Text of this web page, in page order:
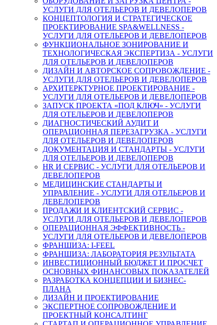
УСЛУГИ ДЛЯ ОТЕЛЬЕРОВ И ДЕВЕЛОПЕРОВ
КОНЦЕПТОЛОГИЯ И СТРАТЕГИЧЕСКОЕ
ПРОЕКТИРОВАНИЕ SPA&WELLNESS -
УСЛУГИ ДЛЯ ОТЕЛЬЕРОВ И ДЕВЕЛОПЕРОВ
ФУНКЦИОНАЛЬНОЕ ЗОНИРОВАНИЕ И
ТЕХНОЛОГИЧЕСКАЯ ЭКСПЕРТИЗА - УСЛУГИ
ДЛЯ ОТЕЛЬЕРОВ И ДЕВЕЛОПЕРОВ
ДИЗАЙН И АВТОРСКОЕ СОПРОВОЖДЕНИЕ -
УСЛУГИ ДЛЯ ОТЕЛЬЕРОВ И ДЕВЕЛОПЕРОВ
АРХИТЕРКТУРНОЕ ПРОЕКТИРОВАНИЕ -
УСЛУГИ ДЛЯ ОТЕЛЬЕРОВ И ДЕВЕЛОПЕРОВ
ЗАПУСК ПРОЕКТА «ПОД КЛЮЧ» - УСЛУГИ
ДЛЯ ОТЕЛЬЕРОВ И ДЕВЕЛОПЕРОВ
ДИАГНОСТИЧЕСКИЙ АУДИТ И
ОПЕРАЦИОННАЯ ПЕРЕЗАГРУЗКА - УСЛУГИ
ДЛЯ ОТЕЛЬЕРОВ И ДЕВЕЛОПЕРОВ
ДОКУМЕНТАЦИЯ И СТАНДАРТЫ - УСЛУГИ
ДЛЯ ОТЕЛЬЕРОВ И ДЕВЕЛОПЕРОВ
HR И СЕРВИС - УСЛУГИ ДЛЯ ОТЕЛЬЕРОВ И
ДЕВЕЛОПЕРОВ
МЕДИЦИНСКИЕ СТАНДАРТЫ И
УПРАВЛЕНИЕ - УСЛУГИ ДЛЯ ОТЕЛЬЕРОВ И
ДЕВЕЛОПЕРОВ
ПРОДАЖИ И КЛИЕНТСКИЙ СЕРВИС -
УСЛУГИ ДЛЯ ОТЕЛЬЕРОВ И ДЕВЕЛОПЕРОВ
ОПЕРАЦИОННАЯ ЭФФЕКТИВНОСТЬ -
УСЛУГИ ДЛЯ ОТЕЛЬЕРОВ И ДЕВЕЛОПЕРОВ
ФРАНШИЗА: I-FEEL
ФРАНШИЗА: ЛАБОРАТОРИЯ РЕЗУЛЬТАТА
ИНВЕСТИЦИОННЫЙ БЮДЖЕТ И ПРОСЧЕТ
ОСНОВНЫХ ФИНАНСОВЫХ ПОКАЗАТЕЛЕЙ
РАЗРАБОТКА КОНЦЕПЦИИ И БИЗНЕС-
ПЛАНА
ДИЗАЙН И ПРОЕКТИРОВАНИЕ
ЭКСПЕРТНОЕ СОПРОВОЖДЕНИЕ И
ПРОЕКТНЫЙ КОНСАЛТИНГ